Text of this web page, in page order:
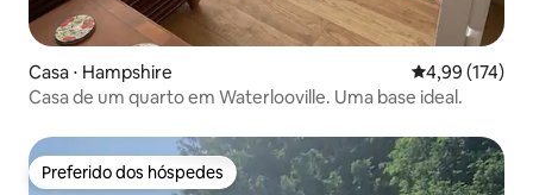
Casa ⋅ Hampshire 4,99 de uma
4,99 (174)
Casa de um quarto em Waterlooville. Uma base ideal.
Preferido dos hóspedes
Preferido dos hóspedes